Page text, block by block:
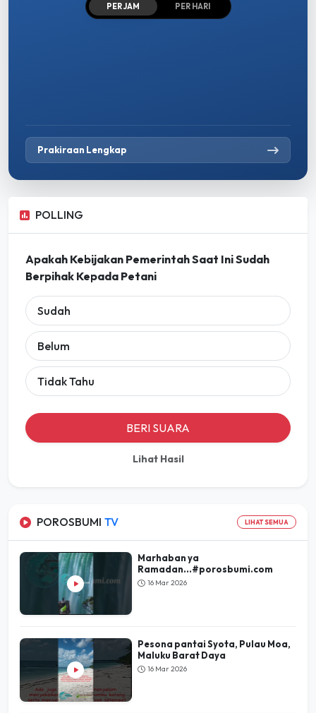
PER JAM PER HARI
Prakiraan Lengkap
POLLING
Apakah Kebijakan Pemerintah Saat Ini Sudah
Berpihak Kepada Petani
Sudah
Belum
Tidak Tahu
BERI SUARA
Lihat Hasil
POROSBUMI TV LIHAT SEMUA
Marhaban ya
Ramadan...#porosbumi.com
16 Mar 2026
Pesona pantai Syota, Pulau Moa,
Maluku Barat Daya
16 Mar 2026